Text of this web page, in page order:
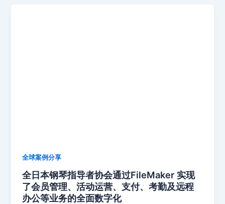
全球案例分享
全日本钢琴指导者协会通过FileMaker 实现
了会员管理、活动运营、支付、考勤及远程
办公等业务的全面数字化